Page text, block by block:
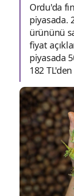
Ordu'da
piyasada.
ürününü
fiyat
piyasada
182